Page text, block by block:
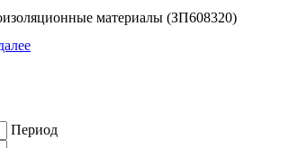
материалы (ЗП608320)
Период